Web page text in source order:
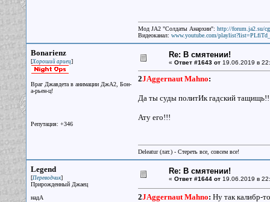
Мод JA2 "Солдаты Анархии": http://forum.ja2.su/
Видеоканал: www.youtube.com/
Bonarienz
[Хороший ариец]
Враг Джавдета в анимации ДжА2, Бон-
а-рьен-ц!
Репутация: +346
Re: В смятении!
« Ответ #1643 от19.06.2019 в
2JAggernaut Mahno:
Да ты суды политИк гадский
Ату его!!!
Deleatur (лат.) - Стереть все, совсем все!
Legend
[Переводчик]
Прирожденный Джаец
надА
Re: В смятении!
« Ответ #1644 от19.06.2019 в
2JAggernaut Mahno: Ну так калибр-